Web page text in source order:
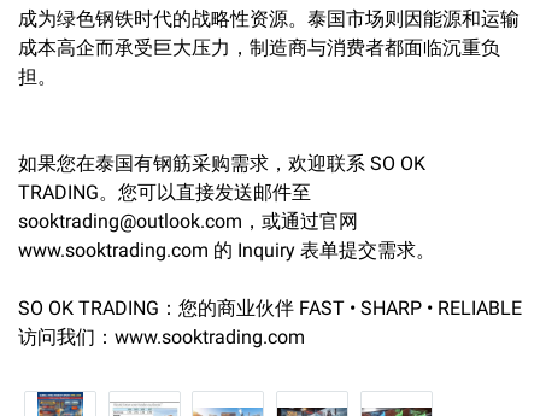
成为绿色钢铁时代的战略性资源。泰国市场则因能源和运输
成本高企而承受巨大压力，制造商与消费者都面临沉重负
担。
如果您在泰国有钢筋采购需求，欢迎联系 SO OK
TRADING。您可以直接发送邮件至
sooktrading@outlook.com，或通过官网
www.sooktrading.com 的 Inquiry 表单提交需求。
SO OK TRADING：您的商业伙伴 FAST • SHARP • RELIABLE
访问我们：www.sooktrading.com